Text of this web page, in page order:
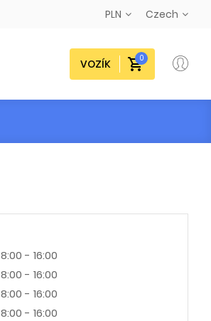
Czech
PLN
VOZÍK 0
8:00 - 16:00
8:00 - 16:00
8:00 - 16:00
8:00 - 16:00